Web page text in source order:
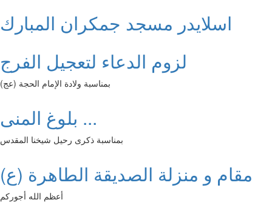
اسلايدر مسجد جمكران المبارك
لزوم الدعاء لتعجيل الفرج
بمناسبة ولادة الإمام الحجة (عج)
بلوغ المنى ...
بمناسبة ذكرى رحيل شيخنا المقدس
مقام و منزلة الصديقة الطاهرة (ع)
أعظم الله أجوركم